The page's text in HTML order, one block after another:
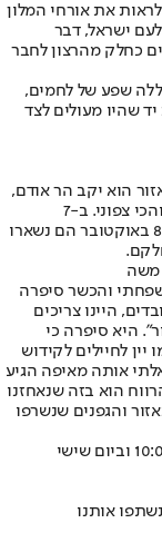
את אורחי המלון
ישראל, דבר
כחלק מהרצון לחבר
שפע של לחמים,
שהיו מעולים לצד
הוא יקב הר אודם,
היקב הכי גבוה בארץ (1,100 מטרים מעל פני הים) והכי צפוני. ב-7
באוקטובר הם היו בשיא הבציר, אך בשל האסון, ב-8 באוקטובר הם נשארו
משה
והכשר סיפרה
היינו צריכים
היא סיפרה כי
לחיילים לקידוש
אותה מאיפה הגיע
הוא בזה שנאחזנו
והגפנים שנשרפו
הם פתוחים כל השבוע ימים א'-ה' בשעות 10:00-17:00 וביום שישי
אותנו